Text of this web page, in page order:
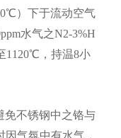
）下于流动空气
水气之N2-3%H
1120℃，持温8小
不锈钢中之铬与
气氛中有水气，